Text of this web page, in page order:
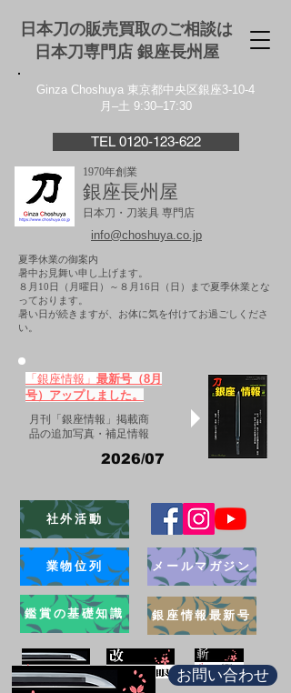
日本刀の販売買取のご相談は
日本刀専門店 銀座⻑州屋
Ginza Choshuya 東京都中央区銀座3-10-4
月–土 9:30–17:30
TEL 0120-123-622
1970年創業
銀座長州屋
日本刀・刀装具 専門店
info@choshuya.co.jp
夏季休業の御案内
暑中お見舞い申し上げます。
８月10日（月曜日）～８月16日（日）まで夏季休業とな
っております。
​暑い日が続きますが、お体に気を付けてお過ごしくださ
い。
「銀座情報」 最新号（8月
号）アップしました。
月刊「銀座情報」掲載商
品の追加写真・補足情報
2026/07
社外活動
業物位列
鑑賞の基礎知識
メールマガジン
銀座情報最新号
お問い合わせ